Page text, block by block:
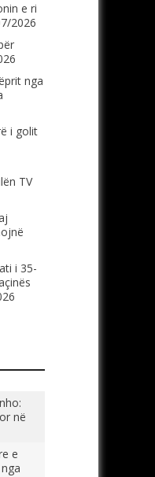
e ri
2026
nga
i golit
TV
i 35-
në
e